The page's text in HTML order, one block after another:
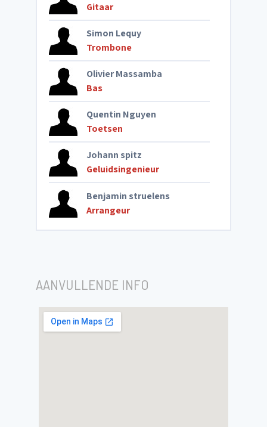
Gitaar
Simon Lequy
Trombone
Olivier Massamba
Bas
Quentin Nguyen
Toetsen
Johann spitz
Geluidsingenieur
Benjamin struelens
Arrangeur
AANVULLENDE INFO